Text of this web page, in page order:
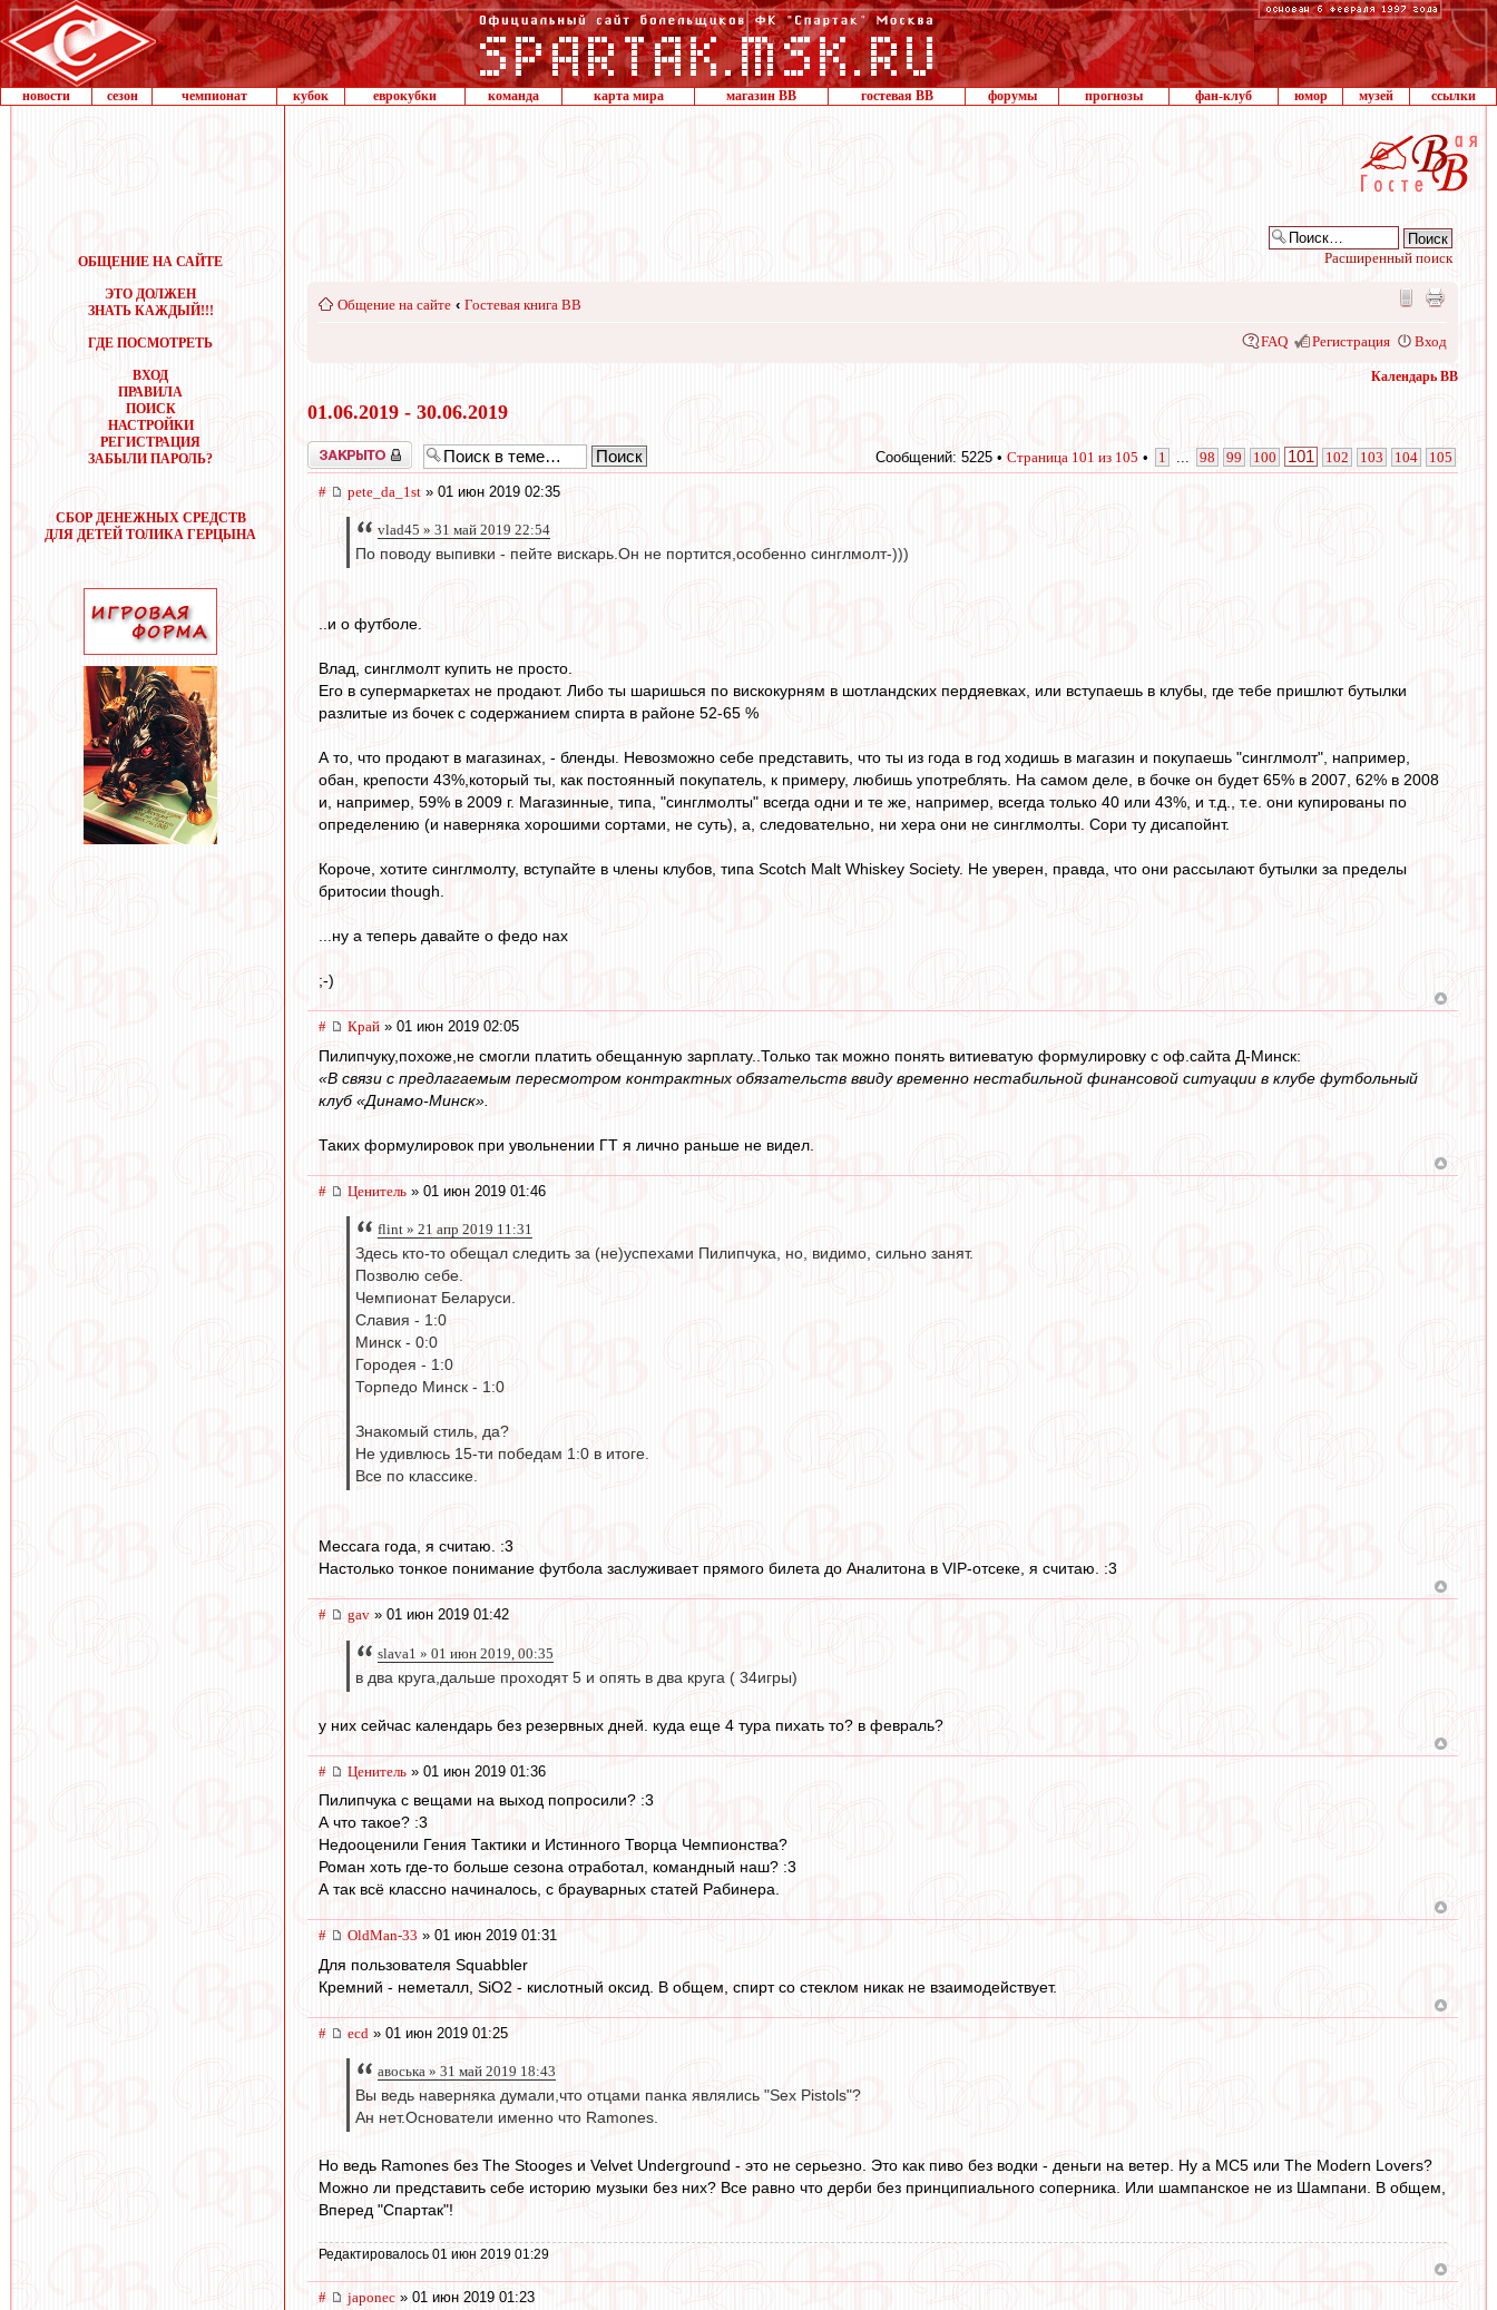
новости сезон чемпионат кубок еврокубки команда карта мира магазин ВВ гостевая ВВ форумы прогнозы фан-клуб юмор музей ссылки
ОБЩЕНИЕ НА САЙТЕ
ЭТО ДОЛЖЕН
ЗНАТЬ КАЖДЫЙ!!!
ГДЕ ПОСМОТРЕТЬ
ВХОД
ПРАВИЛА
ПОИСК
НАСТРОЙКИ
РЕГИСТРАЦИЯ
ЗАБЫЛИ ПАРОЛЬ?
СБОР ДЕНЕЖНЫХ СРЕДСТВ
ДЛЯ ДЕТЕЙ ТОЛИКА ГЕРЦЫНА
Расширенный поиск
Общение на сайте ‹ Гостевая книга ВВ
FAQ Регистрация Вход
Календарь ВВ
01.06.2019 - 30.06.2019
Закрыто Сообщений: 5225 • Страница 101 из 105 • 1 98 99 100 101 102 103 104 105
# pete_da_1st » 01 июн 2019 02:35
vlad45 » 31 май 2019 22:54
По поводу выпивки - пейте вискарь.Он не портится,особенно синглмолт-)))
..и о футболе.
Влад, синглмолт купить не просто.
Его в супермаркетах не продают. Либо ты шаришься по вискокурням в шотландских пердяевках, или вступаешь в клубы, где тебе пришлют бутылки
разлитые из бочек с содержанием спирта в районе 52-65 %
А то, что продают в магазинах, - бленды. Невозможно себе представить, что ты из года в год ходишь в магазин и покупаешь "синглмолт", например,
обан, крепости 43%,который ты, как постоянный покупатель, к примеру, любишь употреблять. На самом деле, в бочке он будет 65% в 2007, 62% в 2008
и, например, 59% в 2009 г. Магазинные, типа, "синглмолты" всегда одни и те же, например, всегда только 40 или 43%, и т.д., т.е. они купированы по
определению (и наверняка хорошими сортами, не суть), а, следовательно, ни хера они не синглмолты. Сори ту дисапойнт.
Короче, хотите синглмолту, вступайте в члены клубов, типа Scotch Malt Whiskey Society. Не уверен, правда, что они рассылают бутылки за пределы
бритосии though.
...ну а теперь давайте о федo нах
;-)
# Край » 01 июн 2019 02:05
Пилипчуку,похоже,не смогли платить обещанную зарплату..Только так можно понять витиеватую формулировку с оф.сайта Д-Минск:
«В связи с предлагаемым пересмотром контрактных обязательств ввиду временно нестабильной финансовой ситуации в клубе футбольный
клуб «Динамо-Минск».
Таких формулировок при увольнении ГТ я лично раньше не видел.
# Ценитель » 01 июн 2019 01:46
flint » 21 апр 2019 11:31
Здесь кто-то обещал следить за (не)успехами Пилипчука, но, видимо, сильно занят.
Позволю себе.
Чемпионат Беларуси.
Славия - 1:0
Минск - 0:0
Городея - 1:0
Торпедо Минск - 1:0
Знакомый стиль, да?
Не удивлюсь 15-ти победам 1:0 в итоге.
Все по классике.
Мессага года, я считаю. :3
Настолько тонкое понимание футбола заслуживает прямого билета до Аналитона в VIP-отсеке, я считаю. :3
# gav » 01 июн 2019 01:42
slava1 » 01 июн 2019, 00:35
в два круга,дальше проходят 5 и опять в два круга ( 34игры)
у них сейчас календарь без резервных дней. куда еще 4 тура пихать то? в февраль?
# Ценитель » 01 июн 2019 01:36
Пилипчука с вещами на выход попросили? :3
А что такое? :3
Недооценили Гения Тактики и Истинного Творца Чемпионства?
Роман хоть где-то больше сезона отработал, командный наш? :3
А так всё классно начиналось, с брауварных статей Рабинера.
# OldMan-33 » 01 июн 2019 01:31
Для пользователя Squabbler
Кремний - неметалл, SiO2 - кислотный оксид. В общем, спирт со стеклом никак не взаимодействует.
# ecd » 01 июн 2019 01:25
авоська » 31 май 2019 18:43
Вы ведь наверняка думали,что отцами панка являлись "Sex Pistols"?
Ан нет.Основатели именно что Ramones.
Но ведь Ramones без The Stooges и Velvet Underground - это не серьезно. Это как пиво без водки - деньги на ветер. Ну а MC5 или The Modern Lovers?
Можно ли представить себе историю музыки без них? Все равно что дерби без принципиального соперника. Или шампанское не из Шампани. В общем,
Вперед "Спартак"!
Редактировалось 01 июн 2019 01:29
# japonec » 01 июн 2019 01:23